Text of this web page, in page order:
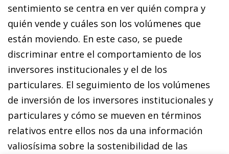
sentimiento se centra en ver quién compra y
quién vende y cuáles son los volúmenes que
están moviendo. En este caso, se puede
discriminar entre el comportamiento de los
inversores institucionales y el de los
particulares. El seguimiento de los volúmenes
de inversión de los inversores institucionales y
particulares y cómo se mueven en términos
relativos entre ellos nos da una información
valiosísima sobre la sostenibilidad de las